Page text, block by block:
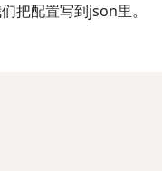
把配置写到json里。